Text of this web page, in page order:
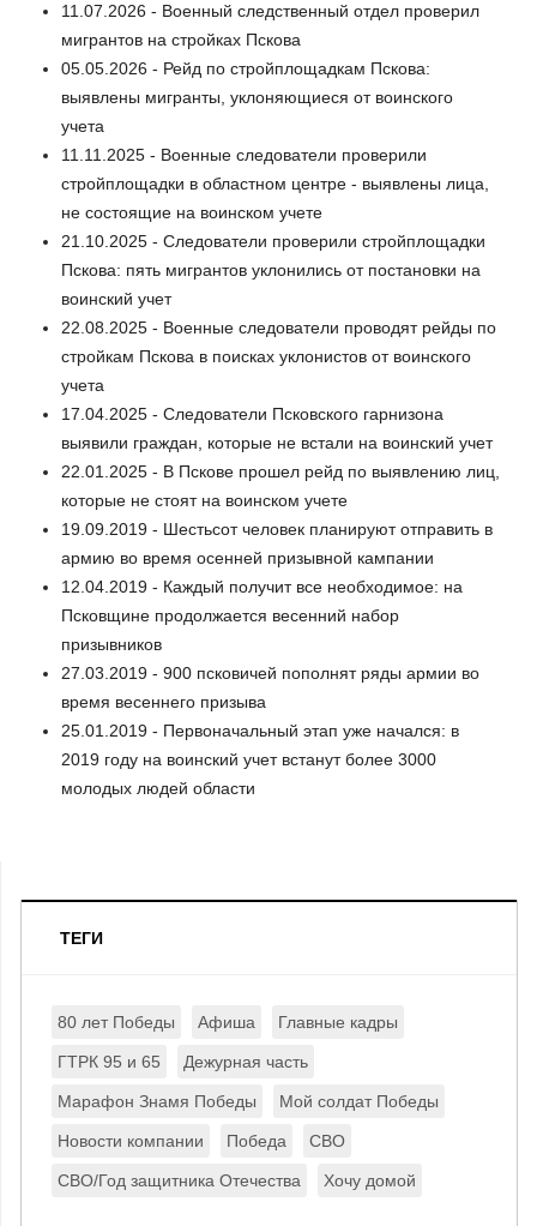
11.07.2026 - Военный следственный отдел проверил
мигрантов на стройках Пскова
05.05.2026 - Рейд по стройплощадкам Пскова:
выявлены мигранты, уклоняющиеся от воинского
учета
11.11.2025 - Военные следователи проверили
стройплощадки в областном центре - выявлены лица,
не состоящие на воинском учете
21.10.2025 - Следователи проверили стройплощадки
Пскова: пять мигрантов уклонились от постановки на
воинский учет
22.08.2025 - Военные следователи проводят рейды по
стройкам Пскова в поисках уклонистов от воинского
учета
17.04.2025 - Следователи Псковского гарнизона
выявили граждан, которые не встали на воинский учет
22.01.2025 - В Пскове прошел рейд по выявлению лиц,
которые не стоят на воинском учете
19.09.2019 - Шестьсот человек планируют отправить в
армию во время осенней призывной кампании
12.04.2019 - Каждый получит все необходимое: на
Псковщине продолжается весенний набор
призывников
27.03.2019 - 900 псковичей пополнят ряды армии во
время весеннего призыва
25.01.2019 - Первоначальный этап уже начался: в
2019 году на воинский учет встанут более 3000
молодых людей области
ТЕГИ
80 лет Победы Афиша Главные кадры
ГТРК 95 и 65 Дежурная часть
Марафон Знамя Победы Мой солдат Победы
Новости компании Победа СВО
СВО/Год защитника Отечества Хочу домой